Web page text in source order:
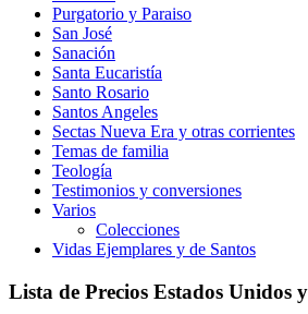
Purgatorio y Paraiso
San José
Sanación
Santa Eucaristía
Santo Rosario
Santos Angeles
Sectas Nueva Era y otras corrientes
Temas de familia
Teología
Testimonios y conversiones
Varios
Colecciones
Vidas Ejemplares y de Santos
Lista de Precios Estados Unidos